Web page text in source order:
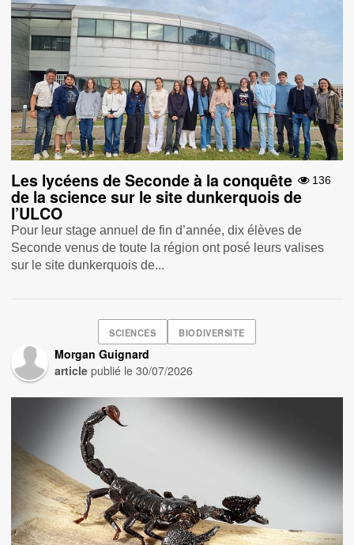
136
Les lycéens de Seconde à la conquête
de la science sur le site dunkerquois de
l’ULCO
Pour leur stage annuel de fin d’année, dix élèves de
Seconde venus de toute la région ont posé leurs valises
sur le site dunkerquois de...
SCIENCES BIODIVERSITE
Morgan Guignard
article publié le30/07/2026